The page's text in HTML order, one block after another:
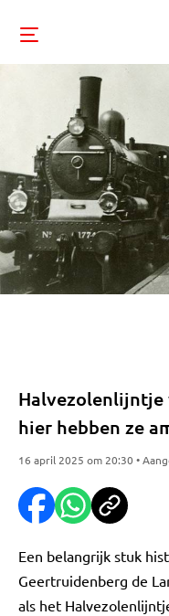
Halvezolenlijntje
hier hebben ze
16 april 2025 om 20:30 •
Een belangrijk stuk
Geertruidenberg de
als het